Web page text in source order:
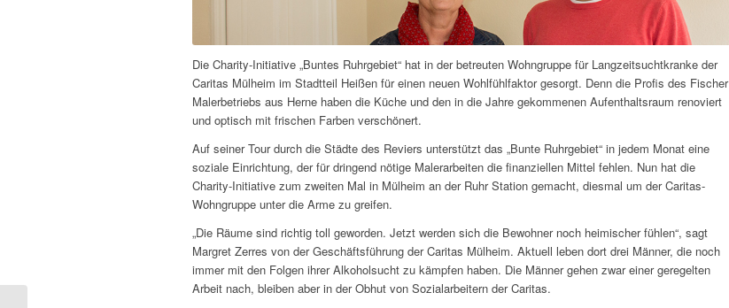
Die Charity-Initiative „Buntes Ruhrgebiet“ hat in der betreuten Wohngruppe für Langzeitsuchtkranke der
Caritas Mülheim im Stadtteil Heißen für einen neuen Wohlfühlfaktor gesorgt. Denn die Profis des Fischer
Malerbetriebs aus Herne haben die Küche und den in die Jahre gekommenen Aufenthaltsraum renoviert
und optisch mit frischen Farben verschönert.
Auf seiner Tour durch die Städte des Reviers unterstützt das „Bunte Ruhrgebiet“ in jedem Monat eine
soziale Einrichtung, der für dringend nötige Malerarbeiten die finanziellen Mittel fehlen. Nun hat die
Charity-Initiative zum zweiten Mal in Mülheim an der Ruhr Station gemacht, diesmal um der Caritas-
Wohngruppe unter die Arme zu greifen.
„Die Räume sind richtig toll geworden. Jetzt werden sich die Bewohner noch heimischer fühlen“, sagt
Margret Zerres von der Geschäftsführung der Caritas Mülheim. Aktuell leben dort drei Männer, die noch
immer mit den Folgen ihrer Alkoholsucht zu kämpfen haben. Die Männer gehen zwar einer geregelten
Arbeit nach, bleiben aber in der Obhut von Sozialarbeitern der Caritas.